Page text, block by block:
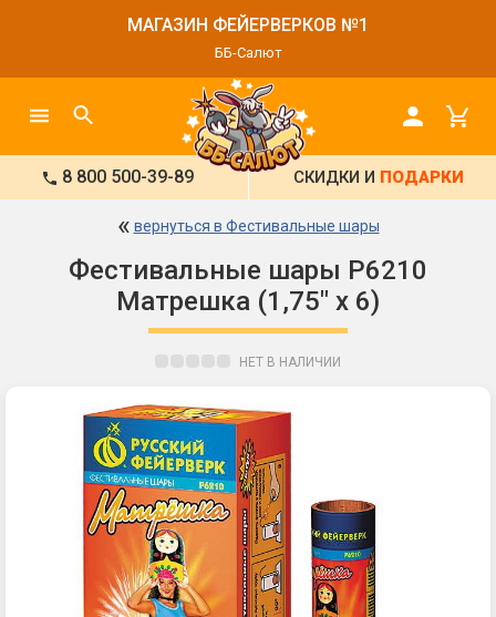
МАГАЗИН ФЕЙЕРВЕРКОВ №1
ББ-Салют
8 800 500-39-89 СКИДКИ И ПОДАРКИ
« вернуться в Фестивальные шары
Фестивальные шары Р6210
Матрешка (1,75" х 6)
НЕТ В НАЛИЧИИ